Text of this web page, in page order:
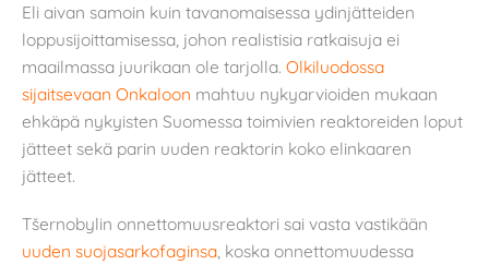
Eli aivan samoin kuin tavanomaisessa ydinjätteiden
loppusijoittamisessa, johon realistisia ratkaisuja ei
maailmassa juurikaan ole tarjolla. Olkiluodossa
sijaitsevaan Onkaloon mahtuu nykyarvioiden mukaan
ehkäpä nykyisten Suomessa toimivien reaktoreiden loput
jätteet sekä parin uuden reaktorin koko elinkaaren
jätteet.
Tšernobylin onnettomuusreaktori sai vasta vastikään
uuden suojasarkofaginsa , koska onnettomuudessa